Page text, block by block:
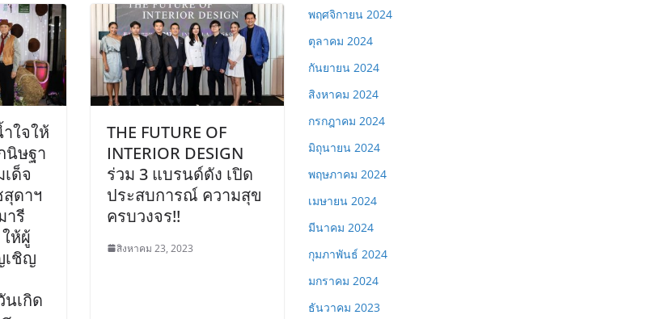
ใจให้
นิษฐา
ด็จ
ดาฯ
ารี
ห้ผู้
เชิญ
เกิด
THE FUTURE OF
INTERIOR DESIGN
ร่วม 3 แบรนด์ดัง เปิด
ประสบการณ์ ความสุข
ครบวงจร!!
สิงหาคม 23, 2023
พฤศจิกายน 2024
ตุลาคม 2024
กันยายน 2024
สิงหาคม 2024
กรกฎาคม 2024
มิถุนายน 2024
พฤษภาคม 2024
เมษายน 2024
มีนาคม 2024
กุมภาพันธ์ 2024
มกราคม 2024
ธันวาคม 2023